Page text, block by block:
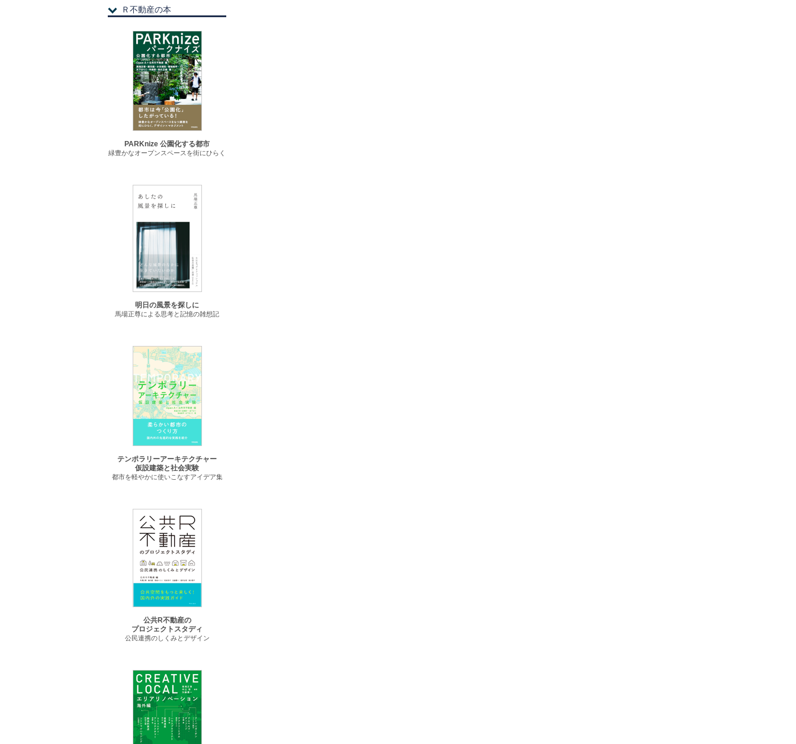
Ｒ不動産の本
PARKnize 公園化する都市
緑豊かなオープンスペースを街にひらく
明日の風景を探しに
馬場正尊による思考と記憶の雑想記
テンポラリーアーキテクチャー
仮設建築と社会実験
都市を軽やかに使いこなすアイデア集
公共R不動産の
プロジェクトスタディ
公民連携のしくみとデザイン